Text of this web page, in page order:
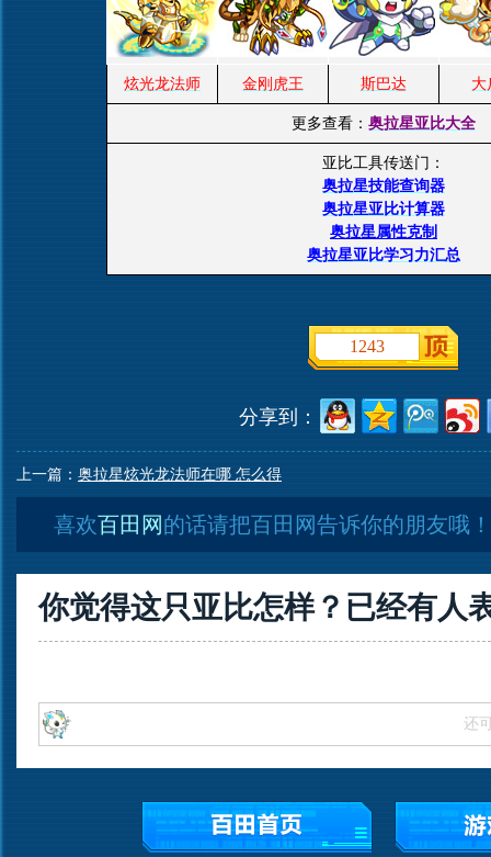
炫光龙法师 金刚虎王 斯巴达 大
更多查看： 奥拉星亚比大全
亚比工具传送门：
奥拉星技能查询器
奥拉星亚比计算器
奥拉星属性克制
奥拉星亚比学习力汇总
1243
分享到：
上一篇： 奥拉星炫光龙法师在哪 怎么得
喜欢百田网的话请把百田网告诉你的朋友哦
你觉得这只亚比怎样？已经有人
还